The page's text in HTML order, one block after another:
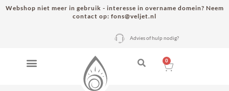
Webshop niet meer in gebruik - interesse in overname domein? Neem
contact op: fons@veljet.nl
Advies of hulp nodig?
0